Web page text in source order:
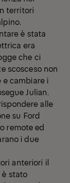
territori
è stata
era
che ci
scosceso non
cambiare i
Julian.
alle
su Ford
remote ed
i due
anteriori il
stato